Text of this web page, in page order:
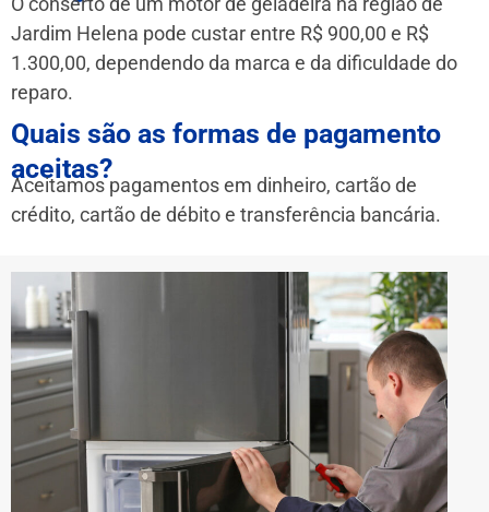
Jardim Helena pode custar entre R$ 900,00 e R$
1.300,00, dependendo da marca e da dificuldade do
reparo.
Quais são as formas de pagamento
aceitas?
Aceitamos pagamentos em dinheiro, cartão de
crédito, cartão de débito e transferência bancária.